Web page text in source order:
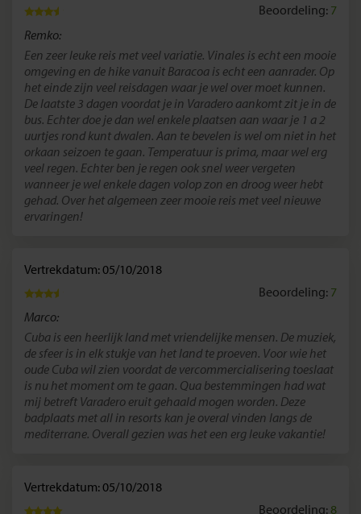
Beoordeling: 7
Remko:
Een zeer leuke reis met veel variatie. Vinales is echt een mooie
omgeving en de hike vanuit Baracoa is echt een aanrader. Op
het einde zijn veel reisdagen waar je wel over moet kunnen.
De laatste 3 dagen voordat je in Varadero aankomt zit je in de
bus. Echter doe je dan wel enkele plaatsen aan waar je 1 a 2
uurtjes rond kunt dwalen. Aan te bevelen is wel om niet in het
orkaan seizoen te gaan. Temperatuur is prima, maar wel erg
veel regen. Echter ben je regen ook snel weer vergeten
wanneer je wel enkele dagen volop zon en droog weer hebt
gehad. Over het algemeen zeer mooie reis met veel nieuwe
ervaringen!
Vertrekdatum: 05/10/2018
Beoordeling: 7
Marco:
Cuba is een heerlijk land met vriendelijke mensen. De muziek,
de sfeer is in elk stukje van het land te proeven. Voor wie het
oude Cuba wil zien voordat de vercommercialisering toeslaat
is nu het moment om te gaan. Qua bestemmingen had wat
mij betreft Varadero eruit gehaald mogen worden. Deze
badplaats met all in resorts kan je overal vinden langs de
mediterrane. Overall gezien was het een erg leuke vakantie!
Vertrekdatum: 05/10/2018
Beoordeling: 8